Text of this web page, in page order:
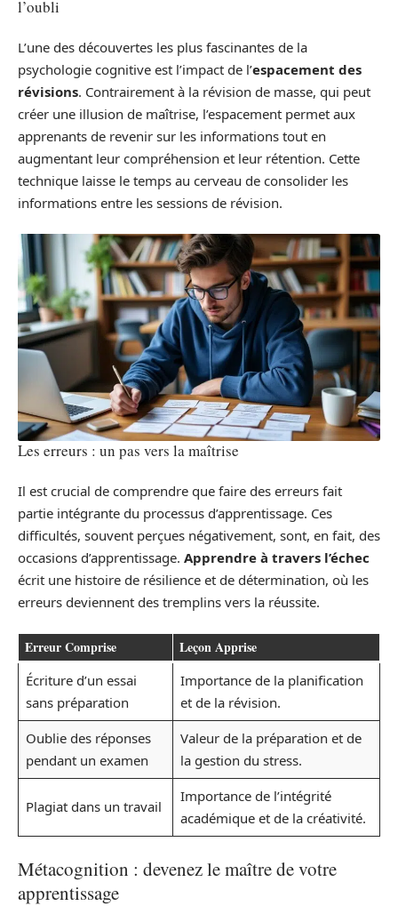
l’oubli
L’une des découvertes les plus fascinantes de la
psychologie cognitive est l’impact de l’espacement des
révisions. Contrairement à la révision de masse, qui peut
créer une illusion de maîtrise, l’espacement permet aux
apprenants de revenir sur les informations tout en
augmentant leur compréhension et leur rétention. Cette
technique laisse le temps au cerveau de consolider les
informations entre les sessions de révision.
Les erreurs : un pas vers la maîtrise
Il est crucial de comprendre que faire des erreurs fait
partie intégrante du processus d’apprentissage. Ces
difficultés, souvent perçues négativement, sont, en fait, des
occasions d’apprentissage. Apprendre à travers l’échec
écrit une histoire de résilience et de détermination, où les
erreurs deviennent des tremplins vers la réussite.
Erreur Comprise Leçon Apprise
Écriture d’un essai
sans préparation
Importance de la planification
et de la révision.
Oublie des réponses
pendant un examen
Valeur de la préparation et de
la gestion du stress.
Plagiat dans un travail
Importance de l’intégrité
académique et de la créativité.
Métacognition : devenez le maître de votre
apprentissage